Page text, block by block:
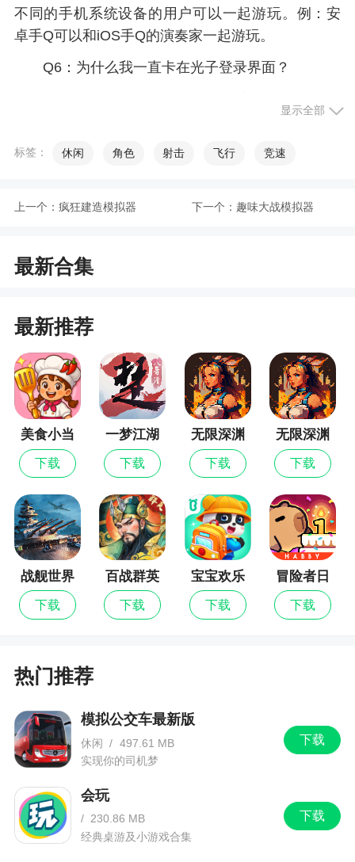
不同的手机系统设备的用户可以一起游玩。例：安
卓手Q可以和iOS手Q的演奏家一起游玩。
Q6：为什么我一直卡在光子登录界面？
歌曲如何打到更高的评分
的数据给予一个总体评分，比如最高的SSS，这是
那么怎样才能更快上手，拿到最高评分呢，下
面我们将讲解下方法：
1.勤加练习,让肌肉记忆
《节奏大师内容就是在音乐的节奏里按节拍去
点击下落的音符，那么，我们想在结束时获得高评
分肯定要先熟悉这首歌曲，能让手指记住歌曲的律
动和感觉，有时自己还没反应过来手就已经按了下
去，这就是肌肉记忆。
2、连续点击,Full Combo
我们都知道，连续点击基础得分会增加，所以
得分的关键也是持续性，中间尽量不要断开，击中
所有的键，注意力集中起来别被外界干扰，最后达
3、高评分的关键，Perfect
关键，就是我们常说的连P（Perfect），而这是靠手
指的点击时机决定的，这就要求玩家在操作的过程
中对手感、乐感和节奏感的把握。
4、双人操作,叫上朋友一起嗨
作为最后一个压轴方法，我们的大招就是，再
显示全部
标签： 休闲 角色 射击 飞行 竞速
上一个： 疯狂建造模拟器 下一个： 趣味大战模拟器
最新合集
最新推荐
美食小当
家
下载
一梦江湖
下载
无限深渊
下载
无限深渊
最新版
下载
战舰世界
闪击战
下载
百战群英
下载
宝宝欢乐
教室
下载
冒险者日
记
下载
热门推荐
下载
模拟公交车最新版
休闲 / 497.61 MB
实现你的司机梦
下载
会玩
/ 230.86 MB
经典桌游及小游戏合集